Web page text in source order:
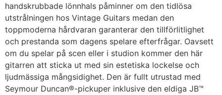
handskrubbade lönnhals påminner om den tidlösa
utstrålningen hos Vintage Guitars medan den
toppmoderna hårdvaran garanterar den tillförlitlighet
och prestanda som dagens spelare efterfrågar. Oavsett
om du spelar på scen eller i studion kommer den här
gitarren att sticka ut med sin estetiska lockelse och
ljudmässiga mångsidighet. Den är fullt utrustad med
Seymour Duncan®-pickuper inklusive den eldiga JB™